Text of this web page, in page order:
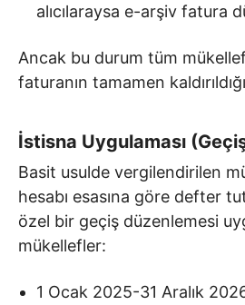
alıcılaraysa e-arşiv fatura
Ancak bu durum tüm
faturanın tamamen
İstisna Uygulaması
Basit usulde vergilendirilen
hesabı esasına göre defter
özel bir geçiş düzenlemesi
mükellefler:
1 Ocak 2025-31 Aralık